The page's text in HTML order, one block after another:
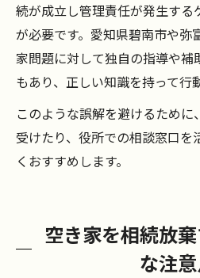
続が成立し管理責任が発生する
が必要です。愛知県碧南市や弥
家問題に対して独自の指導や補
もあり、正しい知識を持って行
このような誤解を避けるため
受けたり、役所での相談窓口を
くおすすめします。
空き家を相続放
な注